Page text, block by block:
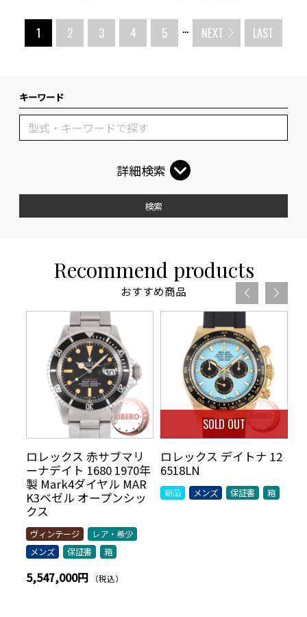
1 2 3 4 5 ... NEXT LAST
キーワード
詳細検索
検索
Recommend products
おすすめ商品
ロレックス 赤サブマリ
ーナデイト 1680 1970年
製 Mark4ダイヤル MAR
K3ベゼル オープンシッ
クス
ヴィンテージ
レア・希少
メンズ
保証書 箱
5,547,000円 （税込）
SOLD OUT
ロレックス デイトナ 12
6518LN
新品 メンズ 保証書 箱